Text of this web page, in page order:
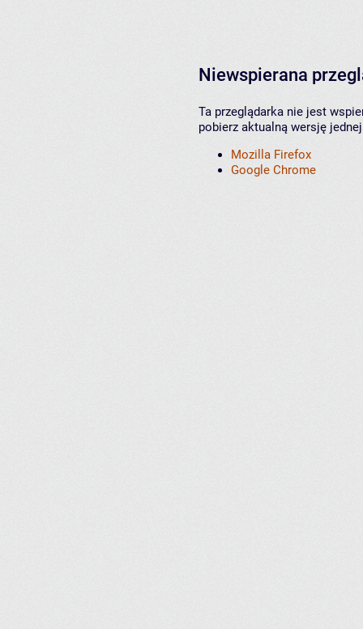
Niewspierana
Ta przeglądarka nie jest
pobierz aktualną wersję
Mozilla Firefox
Google Chrome